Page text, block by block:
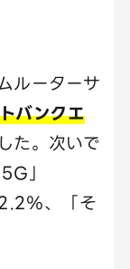
ルーターサ
バンクエ
た。次いで
」
％、「そ